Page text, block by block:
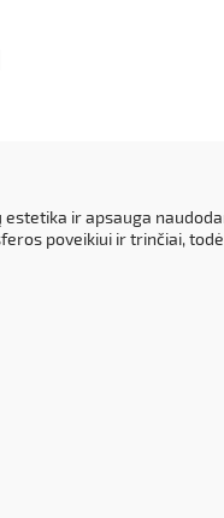
estetika ir apsauga
poveikiui ir trinčiai,